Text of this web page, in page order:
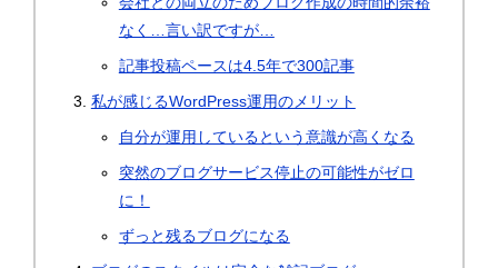
なく…言い訳ですが…
記事投稿ペースは4.5年で300記事
私が感じるWordPress運用のメリット
自分が運用しているという意識が高くなる
突然のブログサービス停止の可能性がゼロ
に！
ずっと残るブログになる